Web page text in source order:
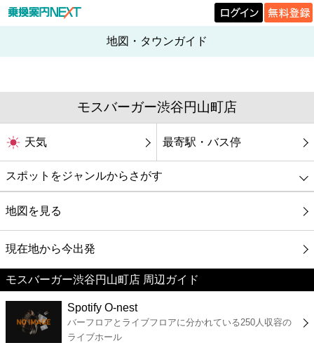
地図・タウンガイド
モスバーガー渋谷円山町店
天気 最寄駅・バス停
スポットをジャンルからさがす
グルメ
映画
美容
コンビニ
地図を見る
現在地から今出発
モスバーガー渋谷円山町店 周辺ガイド
Spotify O-nest
バーフロアとライブフロアに分かれている250人収容の
ライブホール